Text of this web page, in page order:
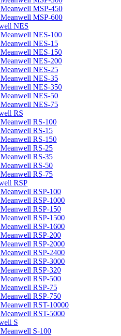
MSP-450
MSP-600
NES
NES-100
NES-15
NES-150
NES-200
NES-25
NES-35
NES-350
NES-50
NES-75
RS
RS-100
RS-15
RS-150
RS-25
RS-35
RS-50
RS-75
RSP
RSP-100
RSP-1000
RSP-150
RSP-1500
RSP-1600
RSP-200
RSP-2000
RSP-2400
RSP-3000
RSP-320
RSP-500
RSP-75
RSP-750
RST-10000
RST-5000
S
S-100